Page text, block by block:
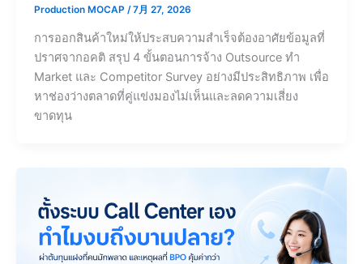
Production MOCAP /7月 27, 2026
การออกสินค้าใหม่ให้ประสบความสำเร็จต้องอาศัยข้อมูลที่
ปราศจากอคติ สรุป 4 ขั้นตอนการจ้าง Outsource ทำ
Market และ Competitor Survey อย่างมีประสิทธิภาพ เพื่อ
หาช่องว่างตลาดที่คู่แข่งมองไม่เห็นและลดความเสี่ยง
ขาดทุน